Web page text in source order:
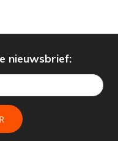
nieuwsbrief: